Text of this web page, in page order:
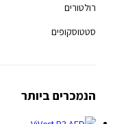
רולטורים
סטטוסקופים
הנמכרים ביותר